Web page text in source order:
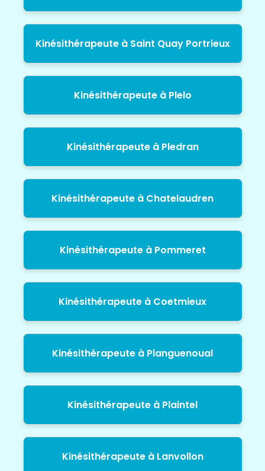
Kinésithérapeute à Saint Quay Portrieux
Kinésithérapeute à Plelo
Kinésithérapeute à Pledran
Kinésithérapeute à Chatelaudren
Kinésithérapeute à Pommeret
Kinésithérapeute à Coetmieux
Kinésithérapeute à Planguenoual
Kinésithérapeute à Plaintel
Kinésithérapeute à Lanvollon